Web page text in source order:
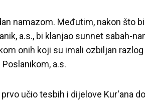
namazom. Međutim, nakon što
a.s., bi klanjao sunnet sabah-
onih koji su imali ozbiljan
a.s.
učio tesbih i dijelove Kur'ana